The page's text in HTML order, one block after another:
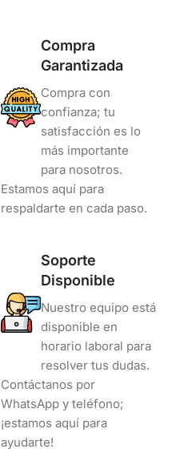
Compra
Garantizada
Compra con
confianza; tu
satisfacción es lo
más importante
para nosotros.
Estamos aquí para
respaldarte en cada paso.
Soporte
Disponible
Nuestro equipo está
disponible en
horario laboral para
resolver tus dudas.
Contáctanos por
WhatsApp y teléfono;
¡estamos aquí para
ayudarte!